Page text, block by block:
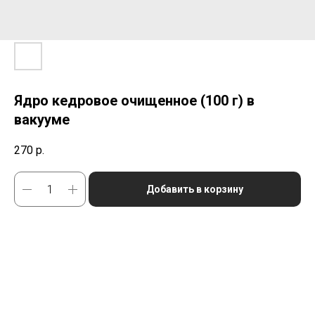
Ядро кедровое очищенное (100 г) в
вакууме
270 р.
Добавить в корзину